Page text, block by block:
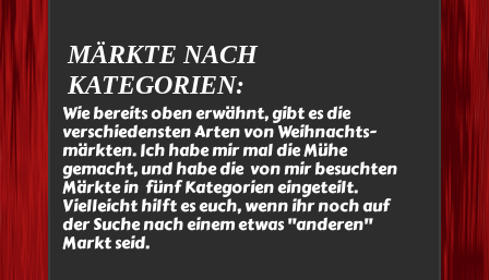
MÄRKTE NACH
KATEGORIEN:
Wie bereits oben erwähnt, gibt es die
verschiedensten Arten von Weihnachts-
märkten. Ich habe mir mal die Mühe
gemacht, und habe die von mir besuchten
Märkte in fünf Kategorien eingeteilt.
Vielleicht hilft es euch, wenn ihr noch auf
der Suche nach einem etwas "anderen"
Markt seid.